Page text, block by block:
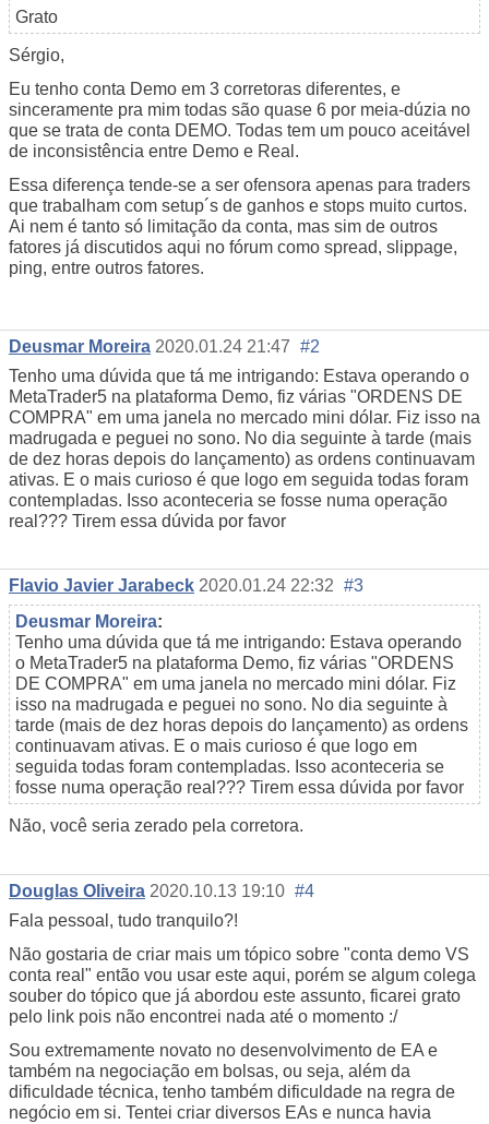
Grato
Sérgio,
Eu tenho conta Demo em 3 corretoras diferentes, e
sinceramente pra mim todas são quase 6 por meia-dúzia no
que se trata de conta DEMO. Todas tem um pouco aceitável
de inconsistência entre Demo e Real.
Essa diferença tende-se a ser ofensora apenas para traders
que trabalham com setup´s de ganhos e stops muito curtos.
Ai nem é tanto só limitação da conta, mas sim de outros
fatores já discutidos aqui no fórum como spread, slippage,
ping, entre outros fatores.
Deusmar Moreira 2020.01.24 21:47 #2
Tenho uma dúvida que tá me intrigando: Estava operando o
MetaTrader5 na plataforma Demo, fiz várias "ORDENS DE
COMPRA" em uma janela no mercado mini dólar. Fiz isso na
madrugada e peguei no sono. No dia seguinte à tarde (mais
de dez horas depois do lançamento) as ordens continuavam
ativas. E o mais curioso é que logo em seguida todas foram
contempladas. Isso aconteceria se fosse numa operação
real??? Tirem essa dúvida por favor
Flavio Javier Jarabeck 2020.01.24 22:32 #3
Deusmar Moreira:
Tenho uma dúvida que tá me intrigando: Estava operando
o MetaTrader5 na plataforma Demo, fiz várias "ORDENS
DE COMPRA" em uma janela no mercado mini dólar. Fiz
isso na madrugada e peguei no sono. No dia seguinte à
tarde (mais de dez horas depois do lançamento) as ordens
continuavam ativas. E o mais curioso é que logo em
seguida todas foram contempladas. Isso aconteceria se
fosse numa operação real??? Tirem essa dúvida por favor
Não, você seria zerado pela corretora.
Douglas Oliveira 2020.10.13 19:10 #4
Fala pessoal, tudo tranquilo?!
Não gostaria de criar mais um tópico sobre "conta demo VS
conta real" então vou usar este aqui, porém se algum colega
souber do tópico que já abordou este assunto, ficarei grato
pelo link pois não encontrei nada até o momento :/
Sou extremamente novato no desenvolvimento de EA e
também na negociação em bolsas, ou seja, além da
dificuldade técnica, tenho também dificuldade na regra de
negócio em si. Tentei criar diversos EAs e nunca havia